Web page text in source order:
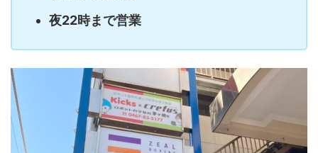
夜22時まで営業